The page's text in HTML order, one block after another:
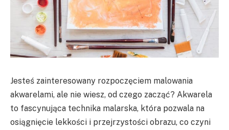
Jesteś zainteresowany rozpoczęciem malowania
akwarelami, ale nie wiesz, od czego zacząć? Akwarela
to fascynująca technika malarska, która pozwala na
osiągnięcie lekkości i przejrzystości obrazu, co czyni